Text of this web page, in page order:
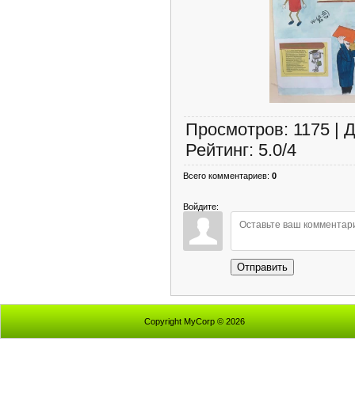
Просмотров: 1175 |
Рейтинг: 5.0/4
Всего комментариев: 0
Войдите:
Отправить
Copyright MyCorp © 2026